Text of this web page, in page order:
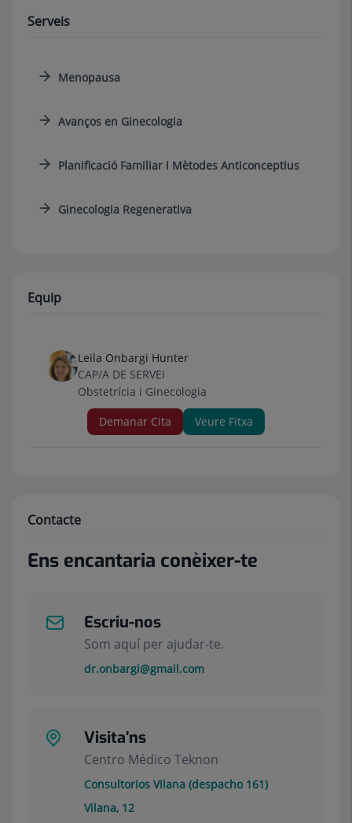
Serveis
Menopausa
Avanços en Ginecologia
Planificació Familiar i Mètodes Anticonceptius
Ginecologia Regenerativa
Equip
Leila Onbargi Hunter
CAP/A DE SERVEI
Obstetrícia i Ginecologia
Demanar Cita
Veure Fitxa
Contacte
Ens encantaria conèixer-te
Escriu-nos
Som aquí per ajudar-te.
dr.onbargi@gmail.com
Visita’ns
Centro Médico Teknon
Consultorios Vilana (despacho 161)
Vilana, 12